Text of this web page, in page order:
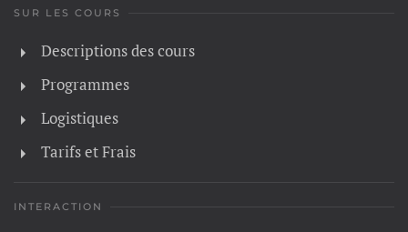
SUR LES COURS
Descriptions des cours
Programmes
Logistiques
Tarifs et Frais
INTERACTION